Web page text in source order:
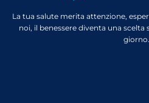
La tua salute merita attenzione,
noi, il benessere diventa una
giorno.